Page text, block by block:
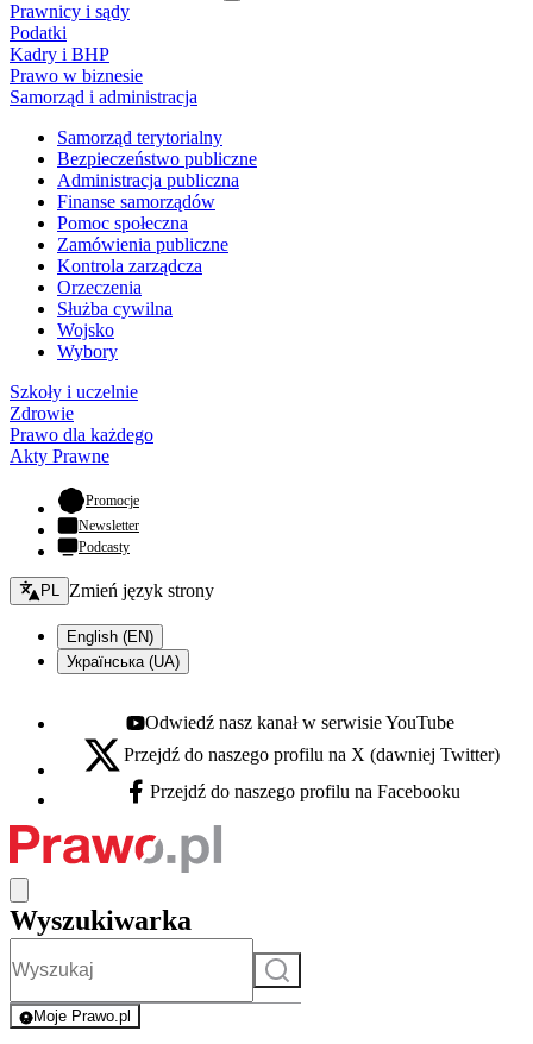
Prawnicy i sądy
Podatki
Kadry i BHP
Prawo w biznesie
Samorząd i administracja
Samorząd terytorialny
Bezpieczeństwo publiczne
Administracja publiczna
Finanse samorządów
Pomoc społeczna
Zamówienia publiczne
Kontrola zarządcza
Orzeczenia
Służba cywilna
Wojsko
Wybory
Szkoły i uczelnie
Zdrowie
Prawo dla każdego
Akty Prawne
Promocje- otwiera się w nowej karcie
Newsletter
Podcasty
Zmień język - bieżący:
PL Zmień język strony
English (EN)
Українська (UA)
Youtube - otwiera się w nowej karcie
Odwiedź nasz kanał w serwisie YouTube
X - otwiera się w nowej karcie
Przejdź do naszego profilu na X (dawniej Twitter)
Facebook - otwiera się w nowej karcie
Przejdź do naszego profilu na Facebooku
Wyszukiwarka
Szukaj
Moje Prawo.pl
- rejestracja i logowanie do serwisu